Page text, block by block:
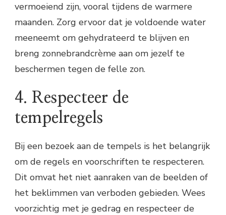
vermoeiend zijn, vooral tijdens de warmere
maanden. Zorg ervoor dat je voldoende water
meeneemt om gehydrateerd te blijven en
breng zonnebrandcrème aan om jezelf te
beschermen tegen de felle zon.
4. Respecteer de
tempelregels
Bij een bezoek aan de tempels is het belangrijk
om de regels en voorschriften te respecteren.
Dit omvat het niet aanraken van de beelden of
het beklimmen van verboden gebieden. Wees
voorzichtig met je gedrag en respecteer de